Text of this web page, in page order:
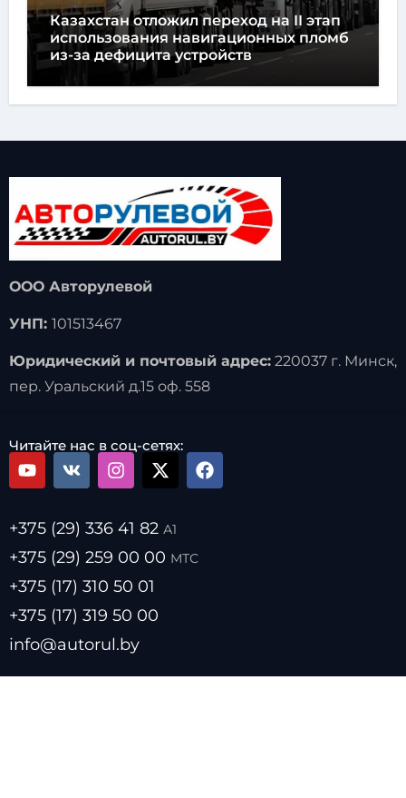
Казахстан отложил переход на II этап
использования навигационных пломб
из-за дефицита устройств
ООО Авторулевой
УНП: 101513467
Юридический и почтовый адрес:220037 г. Минск,
пер. Уральский д.15 оф. 558
Читайте нас в соц-сетях:
+375 (29) 336 41 82 А1
+375 (29) 259 00 00 МТС
+375 (17) 310 50 01
+375 (17) 319 50 00
info@autorul.by